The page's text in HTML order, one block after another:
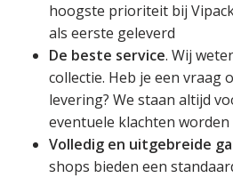
hoogste prioriteit bij
als eerste geleverd
De beste service. Wij
collectie. Heb je een vraag
levering? We staan altijd
eventuele klachten
Volledig en uitgebreide
shops bieden een